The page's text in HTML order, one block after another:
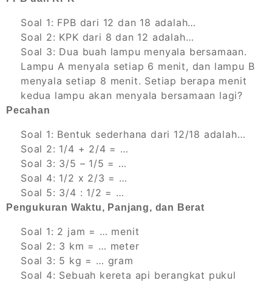
Soal 1: FPB dari 12 dan 18 adalah…
Soal 2: KPK dari 8 dan 12 adalah…
Soal 3: Dua buah lampu menyala bersamaan.
Lampu A menyala setiap 6 menit, dan lampu B
menyala setiap 8 menit. Setiap berapa menit
kedua lampu akan menyala bersamaan lagi?
Pecahan
Soal 1: Bentuk sederhana dari 12/18 adalah…
Soal 2: 1/4 + 2/4 = …
Soal 3: 3/5 – 1/5 = …
Soal 4: 1/2 x 2/3 = …
Soal 5: 3/4 : 1/2 = …
Pengukuran Waktu, Panjang, dan Berat
Soal 1: 2 jam = … menit
Soal 2: 3 km = … meter
Soal 3: 5 kg = … gram
Soal 4: Sebuah kereta api berangkat pukul